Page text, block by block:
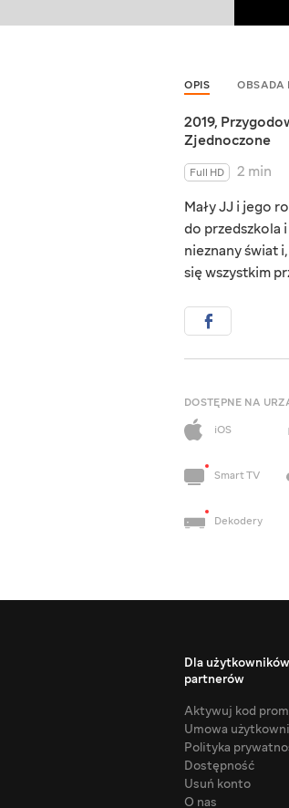
OPIS OBSADA
2019,
Zjednoczone
Full HD
2 min
Mały JJ i jego
do przedszkola
nieznany świat
się wszystkim
DOSTĘPNE NA
iOS
Smart TV
Dekodery
Dla
partnerów
Aktywuj kod
Umowa
Polityka
Dostępność
Usuń konto
O nas